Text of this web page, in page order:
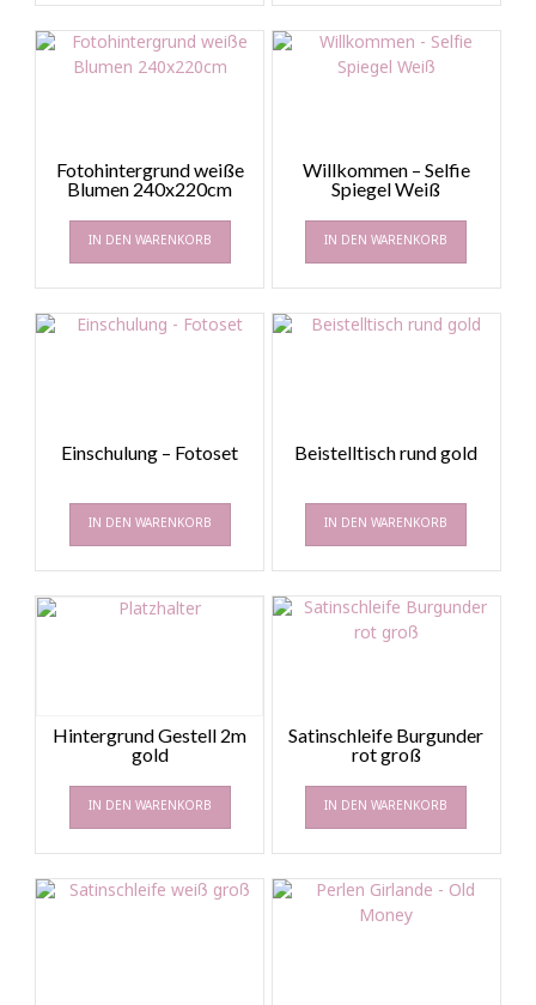
Fotohintergrund weiße
Blumen 240x220cm
IN DEN WARENKORB
Willkommen – Selfie
Spiegel Weiß
IN DEN WARENKORB
Einschulung – Fotoset
IN DEN WARENKORB
Beistelltisch rund gold
IN DEN WARENKORB
Hintergrund Gestell 2m
gold
IN DEN WARENKORB
Satinschleife Burgunder
rot groß
IN DEN WARENKORB